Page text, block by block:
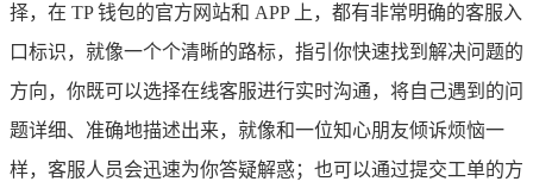
择，在 TP 钱包的官方网站和 APP 上，都有非常明确的客服入
口标识，就像一个个清晰的路标，指引你快速找到解决问题的
方向，你既可以选择在线客服进行实时沟通，将自己遇到的问
题详细、准确地描述出来，就像和一位知心朋友倾诉烦恼一
样，客服人员会迅速为你答疑解惑；也可以通过提交工单的方